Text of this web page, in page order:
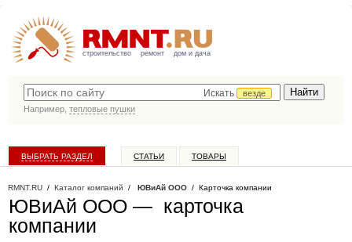
строительство ремонт дом и дача
Искать
везде
Например, тепловые пушки
ВЫБРАТЬ РАЗДЕЛ СТАТЬИ ТОВАРЫ
RMNT.RU / Каталог компаний / ЮВиАй ООО / Карточка компании
ЮВиАй ООО — карточка
компании